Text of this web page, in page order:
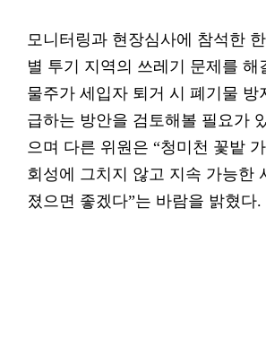
모니터링과 현장심사에 참석한
별 투기 지역의 쓰레기 문제를 해
물주가 세입자 퇴거 시 폐기물 방
급하는 방안을 검토해볼 필요가
으며 다른 위원은 “청미천 꽃밭
회성에 그치지 않고 지속 가능한
졌으면 좋겠다”는 바람을 밝혔다.